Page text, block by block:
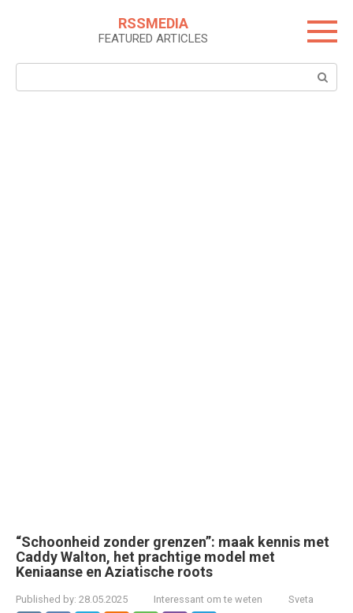
RSSMEDIA
FEATURED ARTICLES
Search:
“Schoonheid zonder grenzen”: maak kennis met
Caddy Walton, het prachtige model met
Keniaanse en Aziatische roots
Published by: 28.05.2025 Interessant om te weten Sveta